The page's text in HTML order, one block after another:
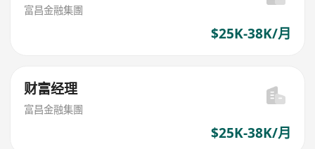
富昌金融集團
$25K-38K/月
财富经理
富昌金融集團
$25K-38K/月